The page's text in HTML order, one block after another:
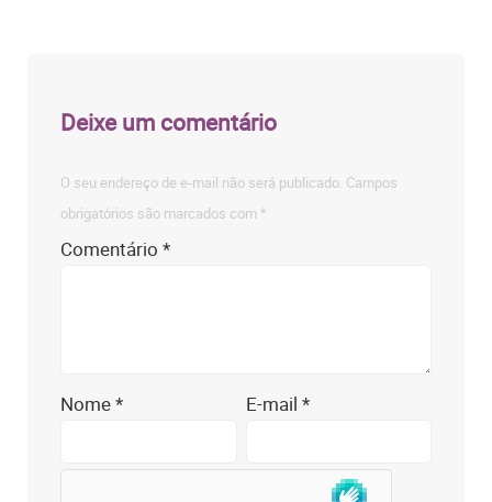
Deixe um comentário
O seu endereço de e-mail não será publicado. Campos
obrigatórios são marcados com *
Comentário*
Nome* E-mail *